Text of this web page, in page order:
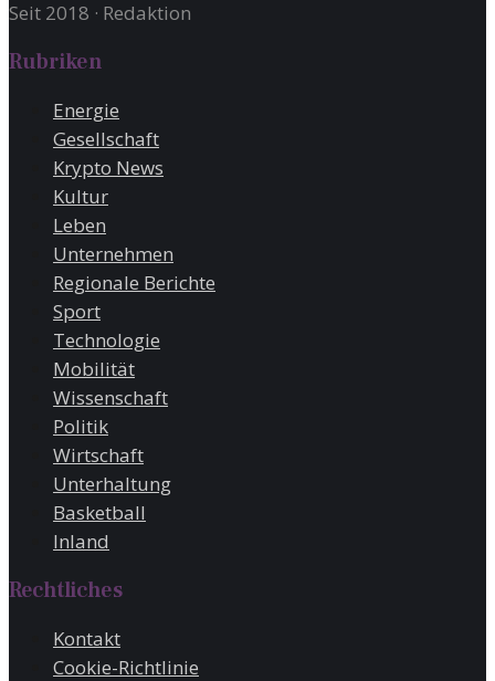
Seit 2018 · Redaktion
Rubriken
Energie
Gesellschaft
Krypto News
Kultur
Leben
Unternehmen
Regionale Berichte
Sport
Technologie
Mobilität
Wissenschaft
Politik
Wirtschaft
Unterhaltung
Basketball
Inland
Rechtliches
Kontakt
Cookie-Richtlinie